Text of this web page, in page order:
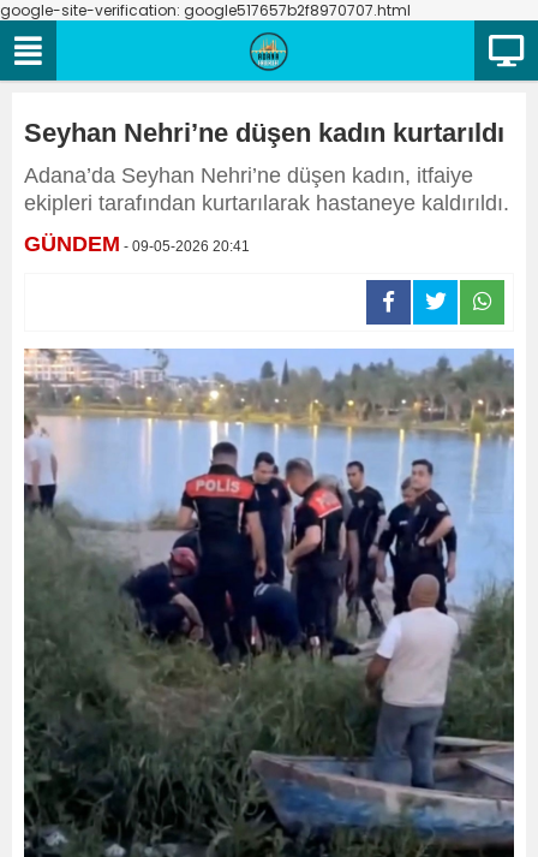
google-site-verification: google517657b2f8970707.html
Seyhan Nehri’ne düşen kadın kurtarıldı
Adana’da Seyhan Nehri’ne düşen kadın, itfaiye
ekipleri tarafından kurtarılarak hastaneye kaldırıldı.
GÜNDEM - 09-05-2026 20:41